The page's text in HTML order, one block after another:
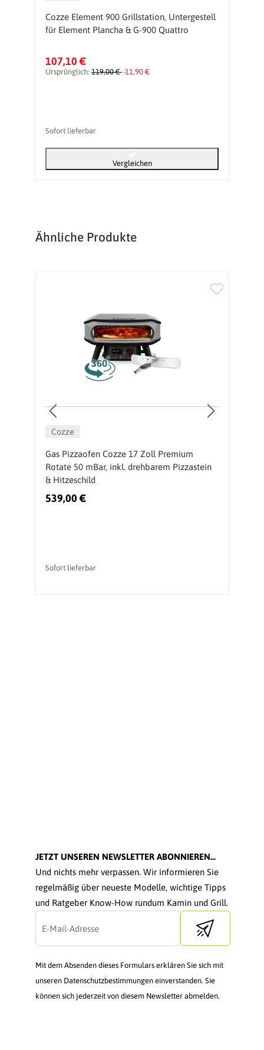
Cozze Element 900 Grillstation, Untergestell
für Element Plancha & G-900 Quattro
107,10 €
Ursprünglich: 119,00 €-11,90 €
Sofort lieferbar
Vergleichen
Produktgalerie überspringen
Ähnliche Produkte
Cozze
Gas Pizzaofen Cozze 17 Zoll Premium
Rotate 50 mBar, inkl. drehbarem Pizzastein
& Hitzeschild
539,00 €
Sofort lieferbar
JETZT UNSEREN NEWSLETTER ABONNIEREN...
Und nichts mehr verpassen. Wir informieren Sie
regelmäßig über neueste Modelle, wichtige Tipps
und Ratgeber Know-How rundum Kamin und Grill.
Send newsletter
Mit dem Absenden dieses Formulars erklären Sie sich mit
unseren Datenschutzbestimmungen einverstanden. Sie
können sich jederzeit von diesem Newsletter abmelden.